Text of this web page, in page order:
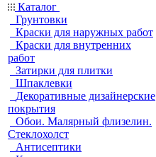
Каталог
Грунтовки
Краски для наружных работ
Краски для внутренних
работ
Затирки для плитки
Шпаклевки
Декоративные дизайнерские
покрытия
Обои. Малярный флизелин.
Стеклохолст
Антисептики